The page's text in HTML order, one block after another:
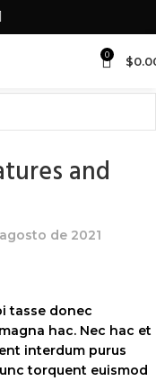
0 $
and
de 2021
tasse donec
hac. Nec hac et
interdum purus
torquent euismod
SET UP